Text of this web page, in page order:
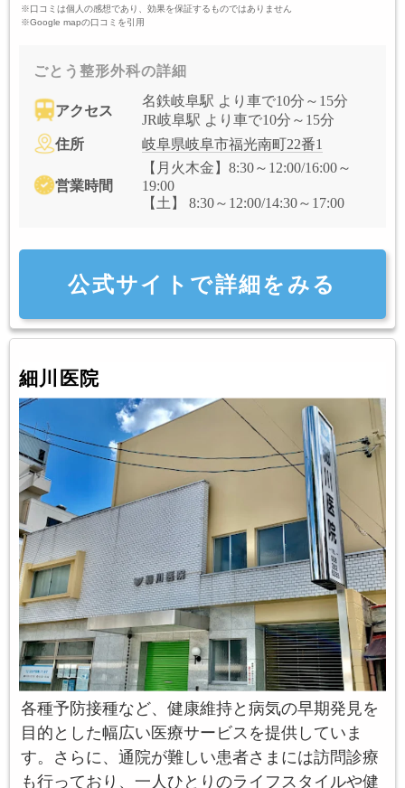
※口コミは個人の感想であり、効果を保証するものではありません
※Google mapの口コミを引用
ごとう整形外科の詳細
アクセス
名鉄岐阜駅 より車で10分～15分
JR岐阜駅 より車で10分～15分
住所
岐阜県岐阜市福光南町22番1
営業時間
【月火木金】8:30～12:00/16:00～
19:00
【土】 8:30～12:00/14:30～17:00
公式サイトで詳細をみる
細川医院
各種予防接種など、健康維持と病気の早期発見を
目的とした幅広い医療サービスを提供していま
す。さらに、通院が難しい患者さまには訪問診療
も行っており、一人ひとりのライフスタイルや健